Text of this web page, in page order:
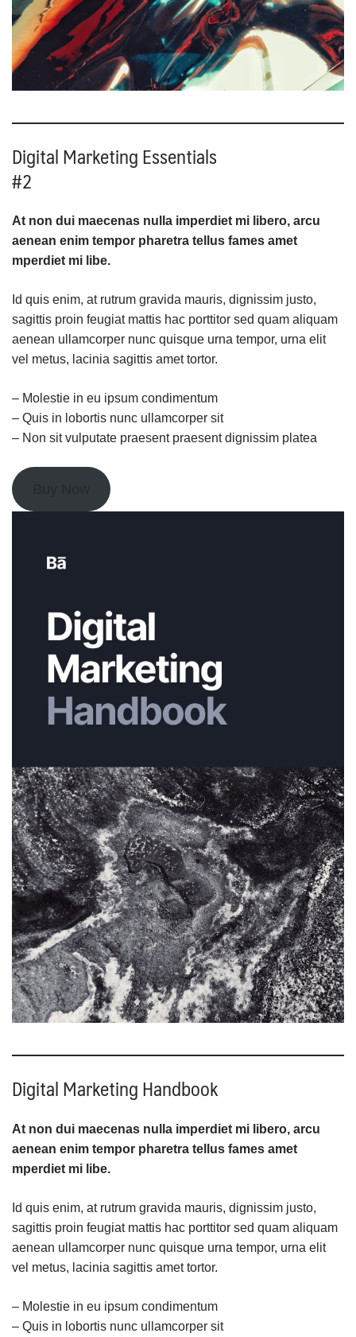
Digital Marketing Essentials
#2
At non dui maecenas nulla imperdiet mi libero, arcu
aenean enim tempor pharetra tellus fames amet
mperdiet mi libe.
Id quis enim, at rutrum gravida mauris, dignissim justo,
sagittis proin feugiat mattis hac porttitor sed quam aliquam
aenean ullamcorper nunc quisque urna tempor, urna elit
vel metus, lacinia sagittis amet tortor.
– Molestie in eu ipsum condimentum
– Quis in lobortis nunc ullamcorper sit
– Non sit vulputate praesent praesent dignissim platea
Digital Marketing Handbook
At non dui maecenas nulla imperdiet mi libero, arcu
aenean enim tempor pharetra tellus fames amet
mperdiet mi libe.
Id quis enim, at rutrum gravida mauris, dignissim justo,
sagittis proin feugiat mattis hac porttitor sed quam aliquam
aenean ullamcorper nunc quisque urna tempor, urna elit
vel metus, lacinia sagittis amet tortor.
– Molestie in eu ipsum condimentum
– Quis in lobortis nunc ullamcorper sit